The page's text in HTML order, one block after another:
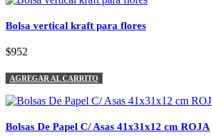
Bolsa vertical kraft para flores
$952
AGREGAR AL CARRITO
Bolsas De Papel C/ Asas 41x31x12 cm ROJA